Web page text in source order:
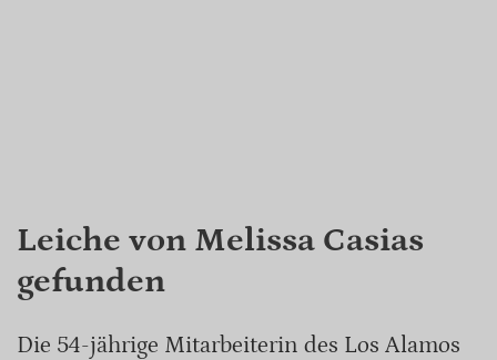
Leiche von Melissa Casias
gefunden
Die 54-jährige Mitarbeiterin des Los Alamos